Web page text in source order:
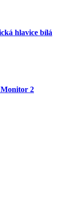
hlavice bílá
2